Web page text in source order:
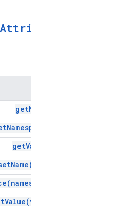
Attribute
getName(
Namespace(
getValue(
Name(
namespace)
Value(value)